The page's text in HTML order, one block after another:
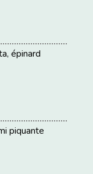
épinard
piquante